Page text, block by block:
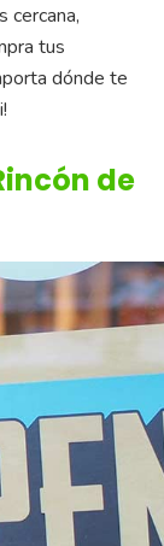
cercana,
tus
dónde te
de